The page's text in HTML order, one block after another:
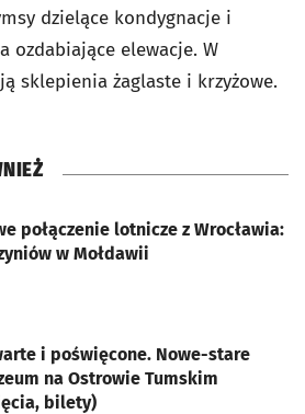
dzielące kondygnacje i
ozdabiające elewacje. W
sklepienia żaglaste i krzyżowe.
połączenie lotnicze z Wrocławia:
w Mołdawii
i poświęcone. Nowe-stare
na Ostrowie Tumskim
bilety)